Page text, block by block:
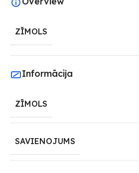
ZĪMOLS
Informācija
ZĪMOLS
SAVIENOJUMS